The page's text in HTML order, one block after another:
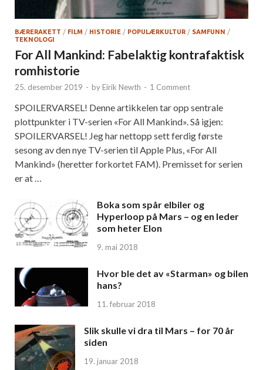
BÆRERAKETT / FILM / HISTORIE / POPULÆRKULTUR / SAMFUNN /
TEKNOLOGI
For All Mankind: Fabelaktig kontrafaktisk
romhistorie
25. desember 2019 - by Eirik Newth - 1 Comment
SPOILERVARSEL! Denne artikkelen tar opp sentrale
plottpunkter i TV-serien «For All Mankind». Så igjen:
SPOILERVARSEL! Jeg har nettopp sett ferdig første
sesong av den nye TV-serien til Apple Plus, «For All
Mankind» (heretter forkortet FAM). Premisset for serien
er at …
Boka som spår elbiler og
Hyperloop på Mars – og en leder
som heter Elon
9. mai 2018
Hvor ble det av «Starman» og bilen
hans?
11. februar 2018
Slik skulle vi dra til Mars – for 70 år
siden
19. januar 2018